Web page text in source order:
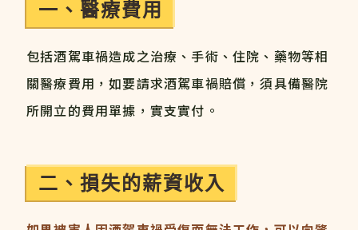
一、醫療費用
包括酒駕車禍造成之治療、手術、住院、藥物等相
關醫療費用，如要請求酒駕車禍賠償，須具備醫院
所開立的費用單據，實支實付。
二、損失的薪資收入